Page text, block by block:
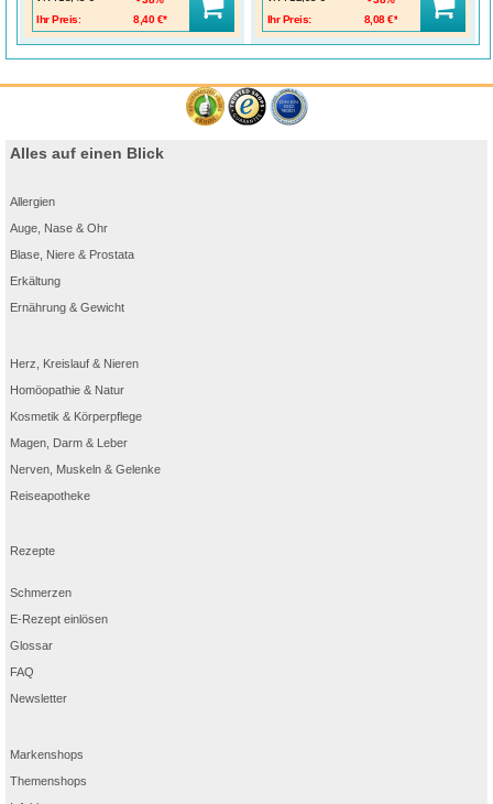
Ihr Preis:
8,40 €*
Ihr Preis:
8,08 €*
Alles auf einen Blick
Allergien
Auge, Nase & Ohr
Blase, Niere & Prostata
Erkältung
Ernährung & Gewicht
Herz, Kreislauf & Nieren
Homöopathie & Natur
Kosmetik & Körperpflege
Magen, Darm & Leber
Nerven, Muskeln & Gelenke
Reiseapotheke
Rezepte
Schmerzen
E-Rezept einlösen
Glossar
FAQ
Newsletter
Markenshops
Themenshops